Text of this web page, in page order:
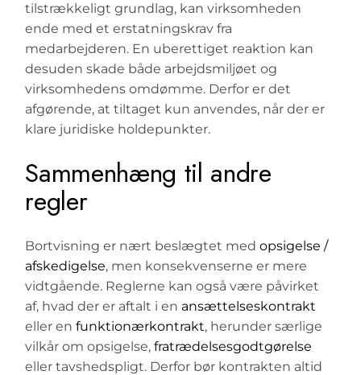
tilstrækkeligt grundlag, kan virksomheden
ende med et erstatningskrav fra
medarbejderen. En uberettiget reaktion kan
desuden skade både arbejdsmiljøet og
virksomhedens omdømme. Derfor er det
afgørende, at tiltaget kun anvendes, når der er
klare juridiske holdepunkter.
Sammenhæng til andre
regler
Bortvisning er nært beslægtet medopsigelse /
afskedigelse, men konsekvenserne er mere
vidtgående. Reglerne kan også være påvirket
af, hvad der er aftalt i en ansættelseskontrakt
eller enfunktionærkontrakt, herunder særlige
vilkår om opsigelse,fratrædelsesgodtgørelse
eller tavshedspligt. Derfor bør kontrakten altid